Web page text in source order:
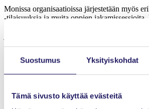
Suostumus Yksityiskohdat
Tämä sivusto käyttää evästeitä
Monissa organisaatioissa järjestetään myös
-tilaisuuksia ja muita oppien
opit ja kokemukset eivät kuitenkaan ole
juuri sillä hetkellä ajankohtaisia, on hyvin
niistä unohtuu hyvinkin nopeasti.
Mikä siis neuvoksi?
oppien hyödyntämisen näkökulmaa. Silti
että asia on nostettu osaksi projektimallia.